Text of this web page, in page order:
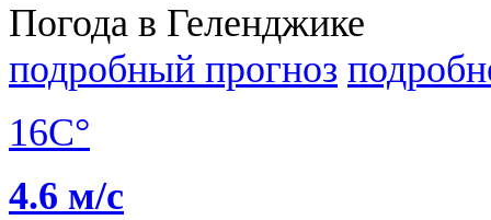
Погода в Геленджике
подробный прогноз
16C°
4.6 м/с